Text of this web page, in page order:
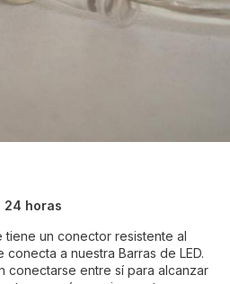
24 horas
tiene un conector resistente al
a nuestra Barras de LED.
conectarse entre sí para alcanzar